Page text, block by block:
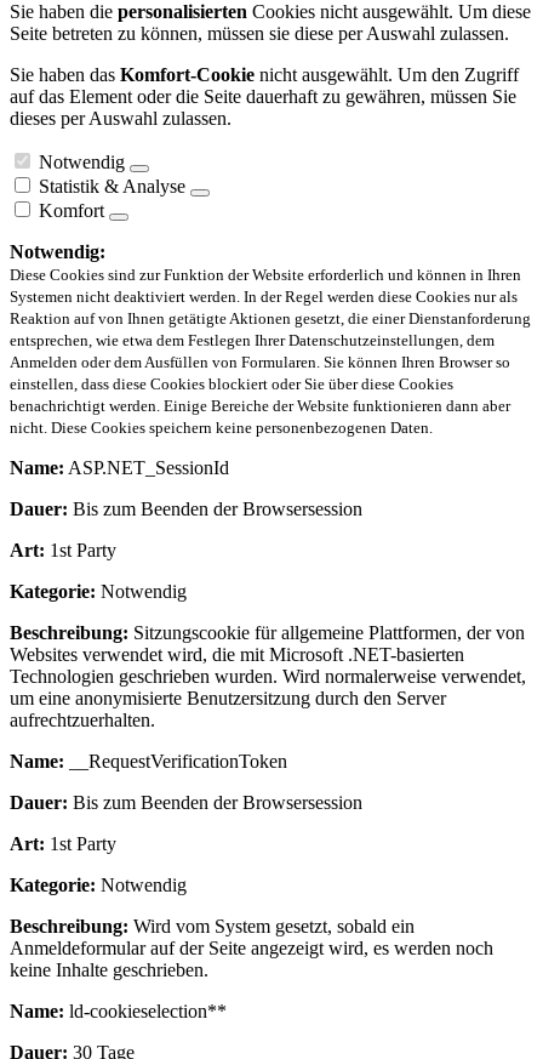
Sie haben die personalisierten Cookies nicht ausgewählt. Um diese
Seite betreten zu können, müssen sie diese per Auswahl zulassen.
Sie haben das Komfort-Cookie nicht ausgewählt. Um den Zugriff
auf das Element oder die Seite dauerhaft zu gewähren, müssen Sie
dieses per Auswahl zulassen.
Notwendig
Statistik & Analyse
Komfort
Notwendig:
Diese Cookies sind zur Funktion der Website erforderlich und können in Ihren
Systemen nicht deaktiviert werden. In der Regel werden diese Cookies nur als
Reaktion auf von Ihnen getätigte Aktionen gesetzt, die einer Dienstanforderung
entsprechen, wie etwa dem Festlegen Ihrer Datenschutzeinstellungen, dem
Anmelden oder dem Ausfüllen von Formularen. Sie können Ihren Browser so
einstellen, dass diese Cookies blockiert oder Sie über diese Cookies
benachrichtigt werden. Einige Bereiche der Website funktionieren dann aber
nicht. Diese Cookies speichern keine personenbezogenen Daten.
Name: ASP.NET_SessionId
Dauer: Bis zum Beenden der Browsersession
Art: 1st Party
Kategorie: Notwendig
Beschreibung: Sitzungscookie für allgemeine Plattformen, der von
Websites verwendet wird, die mit Microsoft .NET-basierten
Technologien geschrieben wurden. Wird normalerweise verwendet,
um eine anonymisierte Benutzersitzung durch den Server
aufrechtzuerhalten.
Name: __RequestVerificationToken
Dauer: Bis zum Beenden der Browsersession
Art: 1st Party
Kategorie: Notwendig
Beschreibung: Wird vom System gesetzt, sobald ein
Anmeldeformular auf der Seite angezeigt wird, es werden noch
keine Inhalte geschrieben.
Name: ld-cookieselection**
Dauer: 30 Tage